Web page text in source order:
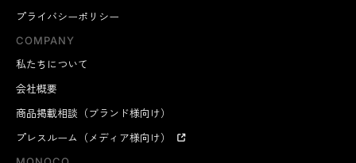
プライバシーポリシー
COMPANY
私たちについて
会社概要
商品掲載相談（ブランド様向け）
プレスルーム（メディア様向け）